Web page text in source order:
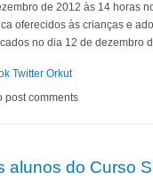
de 2012 às 14 horas
oferecidos às crianças e
no dia 12 de dezembro
Twitter Orkut
de Encerramento dos
post comments
alunos do Curso